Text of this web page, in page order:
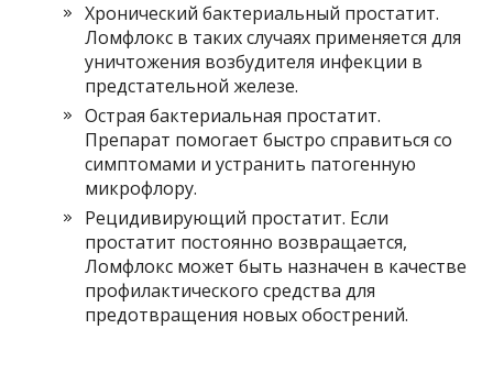
Хронический бактериальный простатит.
Ломфлокс в таких случаях применяется для
уничтожения возбудителя инфекции в
предстательной железе.
Острая бактериальная простатит.
Препарат помогает быстро справиться со
симптомами и устранить патогенную
микрофлору.
Рецидивирующий простатит. Если
простатит постоянно возвращается,
Ломфлокс может быть назначен в качестве
профилактического средства для
предотвращения новых обострений.